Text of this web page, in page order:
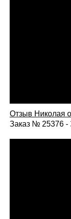
индивидуальный
действительно
Оставьте
Мы
Распашной шкаф
Отзыв Николая
Заказ № 25376 -